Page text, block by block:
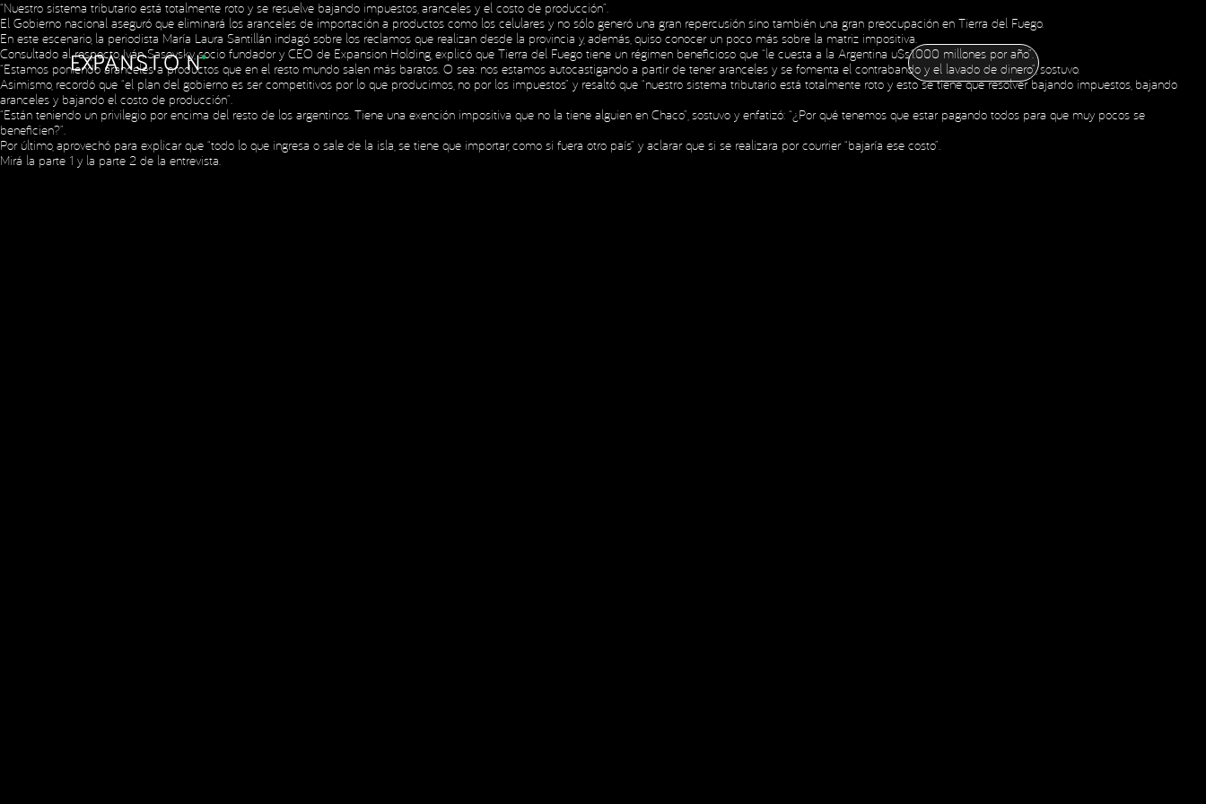
INICIO
INICIO
NOSOTROS
NOSOTROS
HOLDING
HOLDING
NOTICIAS
NOTICIAS
CONTÁCTANOS
ESPAÑOL
“Nuestro sistema tributario está totalmente roto y se resuelve bajando impuestos, aranceles y el costo de producción”.
El Gobierno nacional aseguró que eliminará los aranceles de importación a productos como los celulares y no sólo generó una gran repercusión sino también una gran preocupación en Tierra del Fuego.
En este escenario, la periodista María Laura Santillán indagó sobre los reclamos que realizan desde la provincia y, además, quiso conocer un poco más sobre la matriz impositiva.
Consultado al respecto, Iván Sasovsky, socio fundador y CEO de Expansion Holding, explicó que Tierra del Fuego tiene un régimen beneficioso que “le cuesta a la Argentina u$s1.000 millones por año”.
“Estamos poniendo aranceles a productos que en el resto mundo salen más baratos. O sea: nos estamos autocastigando a partir de tener aranceles y se fomenta el contrabando y el lavado de dinero”, sostuvo.
Asimismo, recordó que “el plan del gobierno es ser competitivos por lo que producimos, no por los impuestos” y resaltó que “nuestro sistema tributario está totalmente roto y esto se tiene que resolver bajando impuestos, bajando
aranceles y bajando el costo de producción”.
“Están teniendo un privilegio por encima del resto de los argentinos. Tiene una exención impositiva que no la tiene alguien en Chaco”, sostuvo y enfatizó: “¿Por qué tenemos que estar pagando todos para que muy pocos se
beneficien?”.
Por último, aprovechó para explicar que “todo lo que ingresa o sale de la isla, se tiene que importar, como si fuera otro país” y aclarar que si se realizara por courrier “bajaría ese costo”.
Mirá la parte 1 y la parte 2 de la entrevista.
Copyright © 2023 Expansion.Todos los derechos reservados.